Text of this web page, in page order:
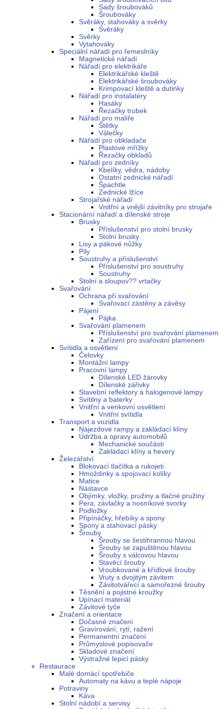
Sady šroubováků
Šroubováky
Svěráky, stahováky a svěrky
Svěráky
Svěrky
Vytahováky
Speciální nářadí pro řemeslníky
Magnetické nářadí
Nářadí pro elektrikáře
Elektrikářské kleště
Elektrikářské šroubováky
Krimpovací kleště a dutinky
Nářadí pro instalatéry
Hasáky
Řezačky trubek
Nářadí pro malíře
Štětky
Válečky
Nářadí pro obkladače
Plastové mřížky
Řezačky obkladů
Nářadí pro zedníky
Kbelíky, vědra, nádoby
Ostatní zednické nářadí
Špachtle
Zednické lžíce
Strojařské nářadí
Vnitřní a vnější závitníky pro strojaře
Stacionární nářadí a dílenské stroje
Brusky
Příslušenství pro stolní brusky
Stolní brusky
Lisy a pákové nůžky
Pily
Soustruhy a příslušenství
Příslušenství pro soustruhy
Soustruhy
Stolní a sloupov?? vrtačky
Svařování
Ochrana při svařování
Svařovací zástěny a závěsy
Pájení
Pájka
Svařování plamenem
Příslušenství pro svařování plamenem
Zařízení pro svařování plamenem
Svítidla a osvětlení
Čelovky
Montážní lampy
Pracovní lampy
Dílenské LED žárovky
Dílenské zářivky
Stavební reflektory a halogenové lampy
Svítilny a baterky
Vnitřní a venkovní osvětlení
Vnitřní svítidla
Transport a vozidla
Nájezdové rampy a zakládací klíny
Údržba a opravy automobilů
Mechanické součásti
Zakládací klíny a hevery
Železářství
Blokovací tlačítka a rukojeti
Hmoždinky a spojovací kolíky
Matice
Nástavce
Objímky, vložky, pružiny a tlačné pružiny
Pera, závlačky a nosníkové svorky
Podložky
Připínáčky, hřebíky a spony
Spony a stahovací pásky
Šrouby
Šrouby se šestihrannou hlavou
Šrouby se zapuštěnou hlavou
Šrouby s válcovou hlavou
Stavěcí šrouby
Vroubkované a křídlové šrouby
Vruty s dvojitým závitem
Závitotvářecí a samořezné šrouby
Těsnění a pojistné kroužky
Upínací materiál
Závitové tyče
Značení a orientace
Dočasné značení
Gravírování, rytí, ražení
Permanentní značení
Průmyslové popisovače
Skladové značení
Výstražné lepicí pásky
Restaurace
Malé domácí spotřebiče
Automaty na kávu a teplé nápoje
Potraviny
Káva
Stolní nádobí a servisy